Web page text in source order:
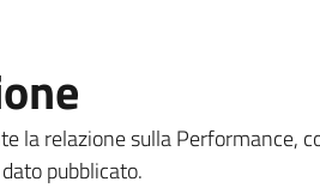
la relazione sulla Performance,
pubblicato.